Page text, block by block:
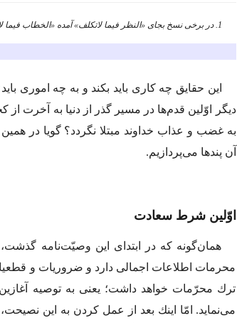
1. در برخى نسخ بجاى «النظر فیما لاتكلف» آمده «الخطاب فیما لاتكلف» كه در این صورت معنا چنین است: «از آنچه به شما مربوط نیست و تكلیف ندارى دم مزن».
این حقایق چه كارى باید بكند و به چه امورى
دیگر اوّلین قدم‌ها در مسیر گذر از دنیا به آخرت
به غضب و عذاب خداوند مبتلا نگردد؟ گویا در
آن پندها مى‌پردازیم.
اوّلین شرط سعادت
همان‌گونه كه در ابتداى این وصیّت‌نامه
محرمات اطلاعات اجمالى دارد و ضروریات و
ترك محرّمات خواهد داشت؛ یعنى به توصیه آغازین
مى‌نماید. امّا اینك بعد از عمل كردن به این